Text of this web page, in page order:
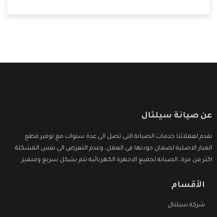
عن صيانة سيلتال
نقدم لعملائنا خدمات الصيانة التى تصل الى عدة سنوات مع توفير قطع
الغيار الاصلية لضمان جودتها فى العمل، وعدم التعرض الى نفس المشكلة
اكثر من مرة، الصيانة لجميع الاجهزة الكهربائية تتم بشكل سريع ومتميز.
الأقسام
شركة سيلتال